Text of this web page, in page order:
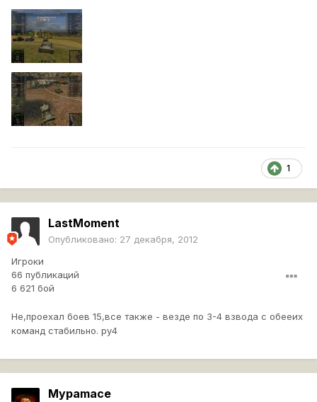
1
LastMoment
Опубликовано: 27 декабря, 2012
Игроки
66 публикаций
6 621 бой
Не,проехал боев 15,все также - везде по 3-4 взвода с обееих
команд стабильно. ру4
Mypamace